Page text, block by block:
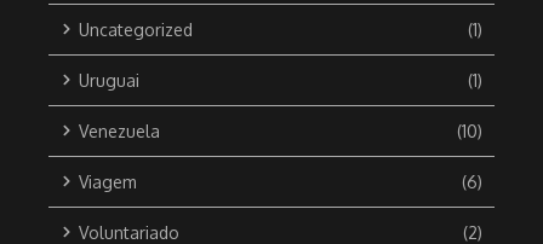
Uncategorized (1)
Uruguai (1)
Venezuela (10)
Viagem (6)
Voluntariado (2)